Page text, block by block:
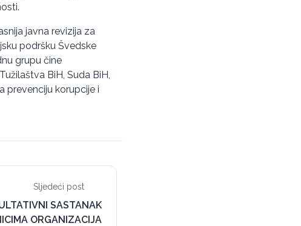
javna revizija za
podršku Švedske
grupu čine
BiH, Suda BiH,
prevenciju korupcije i
Sljedeći post
SASTANAK
ORGANIZACIJA